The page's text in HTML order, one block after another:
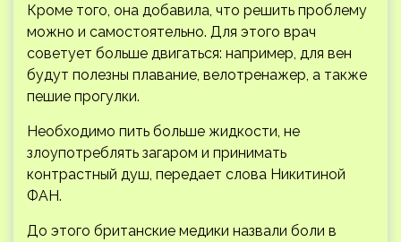
Кроме того, она добавила, что решить проблему
можно и самостоятельно. Для этого врач
советует больше двигаться: например, для вен
будут полезны плавание, велотренажер, а также
пешие прогулки.
Необходимо пить больше жидкости, не
злоупотреблять загаром и принимать
контрастный душ, передает слова Никитиной
ФАН.
До этого британские медики назвали боли в